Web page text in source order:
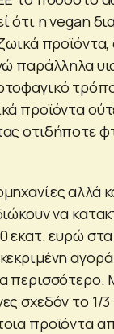
ότι η vegan
παράλληλα
προϊόντα
οτιδήποτε
αλλά
να
εκατ. ευρώ
περισσότερο.
σχεδόν το 1/
προϊόντα